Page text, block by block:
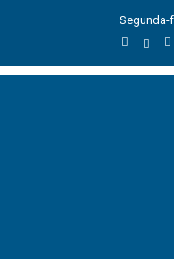
Segunda-